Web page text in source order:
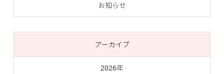
お知らせ
アーカイブ
2026年